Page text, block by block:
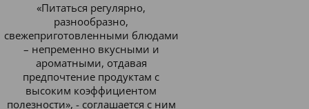
«Питаться регулярно,
разнообразно,
свежеприготовленными блюдами
– непременно вкусными и
ароматными, отдавая
предпочтение продуктам с
высоким коэффициентом
полезности», - соглашается с ним